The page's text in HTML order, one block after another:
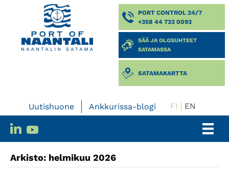
PORT CONTROL 24/7
+358 44 733 0093
SÄÄ JA OLOSUHTEET
SATAMASSA
SATAMAKARTTA
Uutishuone Ankkurissa-blogi FI EN
Arkisto: helmikuu 2026